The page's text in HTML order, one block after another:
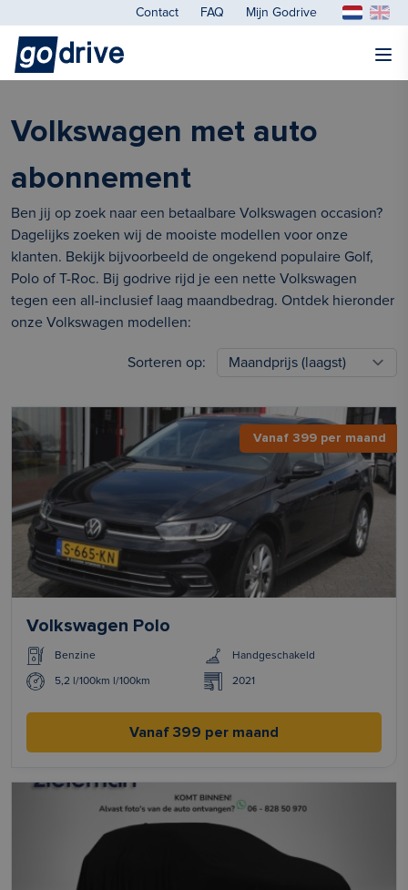
Contact FAQ Mijn Godrive
Volkswagen met auto
abonnement
Ben jij op zoek naar een betaalbare Volkswagen occasion?
Dagelijks zoeken wij de mooiste modellen voor onze
klanten. Bekijk bijvoorbeeld de ongekend populaire Golf,
Polo of T-Roc. Bij godrive rijd je een nette Volkswagen
tegen een all-inclusief laag maandbedrag. Ontdek hieronder
onze Volkswagen modellen:
Sorteren op:
Vanaf 399 per maand
Volkswagen Polo
Benzine Handgeschakeld
5,2 l/100km l/100km 2021
Vanaf 399 per maand